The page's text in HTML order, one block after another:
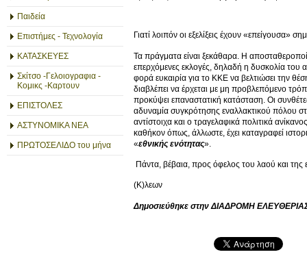
Παιδεία
Επιστήμες - Τεχνολογία
ΚΑΤΑΣΚΕΥΕΣ
Σκίτσο -Γελοιογραφια -
Κομικς -Καρτουν
ΕΠΙΣΤΟΛΕΣ
ΑΣΤΥΝΟΜΙΚΑ ΝΕΑ
ΠΡΩΤΟΣΕΛΙΔΟ του μήνα
Γιατί λοιπόν οι εξελίξεις έχουν «επείγουσα»
Τα πράγματα είναι ξεκάθαρα. Η
επερχόμενες εκλογές, δηλαδή η δυσκολία του
φορά ευκαιρία για το ΚΚΕ να βελτιώσει την
διαβλέπει να έρχεται με μη προβλεπόμενο
προκύψει επαναστατική κατάσταση. Οι
αδυναμία συγκρότησης εναλλακτικού πόλου
αντίστοιχα και ο τραγελαφικά πολιτικά
καθήκον όπως, άλλωστε, έχει καταγραφεί
«εθνικής ενότητας».
Πάντα, βέβαια, προς όφελος του λαού και
(Κ)λεων
Δημοσιεύθηκε στην ΔΙΑΔΡΟΜΗ